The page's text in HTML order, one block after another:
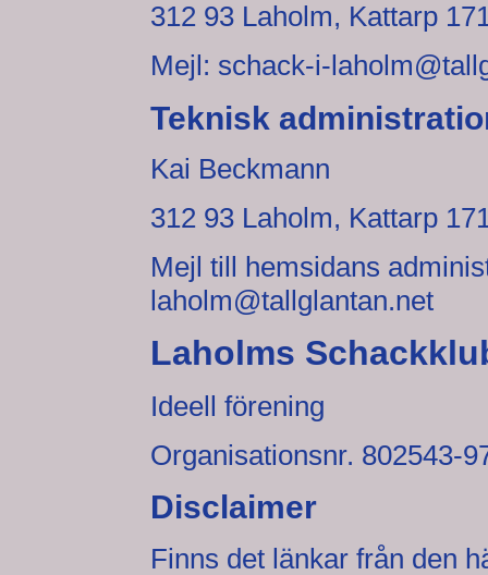
312 93 Laholm, Kattarp
Mejl: schack-i-
Teknisk
Kai Beckmann
312 93 Laholm, Kattarp
Mejl till hemsidans
laholm@tallglantan.net
Laholms
Ideell förening
Organisationsnr. 802543-
Disclaimer
Finns det länkar från den